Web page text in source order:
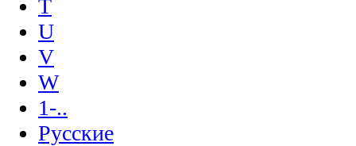
T
U
V
W
1-..
Русские